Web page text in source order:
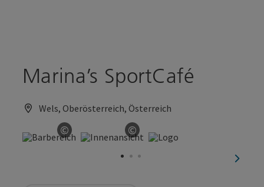
Marina’s SportCafé
Wels, Oberösterreich, Österreich
©
Copyright öffnen
©
Copyright öffnen